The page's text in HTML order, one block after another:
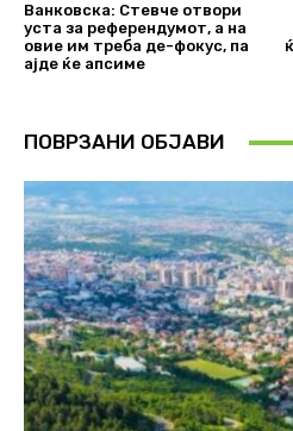
Ванковска: Стевче отвори
уста за референдумот, а на
овие им треба де-фокус, па
ајде ќе апсиме
ПОВРЗАНИ ОБЈАВИ